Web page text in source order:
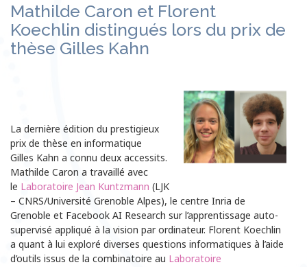
Mathilde Caron et Florent
Koechlin distingués lors du prix de
thèse Gilles Kahn
La dernière édition du prestigieux
prix de thèse en informatique
Gilles Kahn a connu deux accessits.
Mathilde Caron a travaillé avec
le Laboratoire Jean Kuntzmann (LJK
– CNRS/Université Grenoble Alpes), le centre Inria de
Grenoble et Facebook AI Research sur l’apprentissage auto-
supervisé appliqué à la vision par ordinateur. Florent Koechlin
a quant à lui exploré diverses questions informatiques à l’aide
d’outils issus de la combinatoire au Laboratoire